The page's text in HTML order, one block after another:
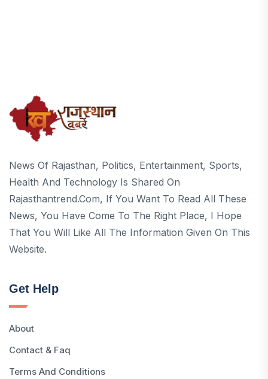
News Of Rajasthan, Politics, Entertainment, Sports,
Health And Technology Is Shared On
Rajasthantrend.com, If You Want To Read All These
News, You Have Come To The Right Place, I Hope
That You Will Like All The Information Given On This
Website.
Get Help
About
Contact & Faq
Terms And Conditions